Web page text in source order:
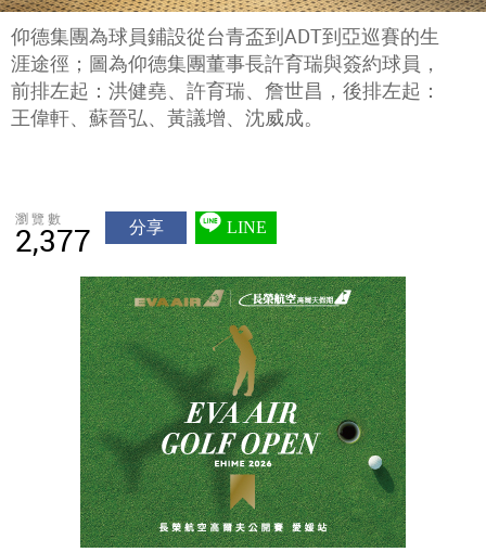
仰德集團為球員鋪設從台青盃到ADT到亞巡賽的生
涯途徑；圖為仰德集團董事長許育瑞與簽約球員，
前排左起：洪健堯、許育瑞、詹世昌，後排左起：
王偉軒、蘇晉弘、黃議增、沈威成。
瀏覽數
2,377 分享 LINE